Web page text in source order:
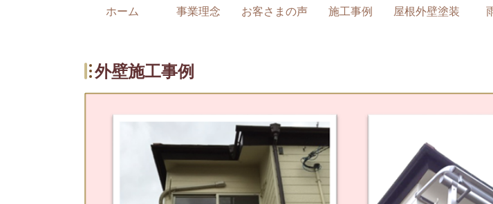
ホーム 事業理念 お客さまの声 施工事例 屋根外壁塗装
外壁施工事例